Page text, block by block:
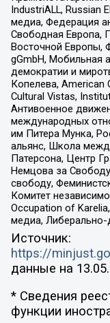
IndustriALL, Russian
медиа, Федерация
Свободная Европа,
Восточной Европы,
gGmbH, Мобильная
демократии и
Копелева, American
Cultural Vistas,
Антивоенное
международных
им Питера Мунка,
альянс, Школа
Патерсона, Центр
Немцова за
свободу,
Комитет
Occupation of
медиа, Либерально-
Источник:
https://
данные на
* Сведения
функции